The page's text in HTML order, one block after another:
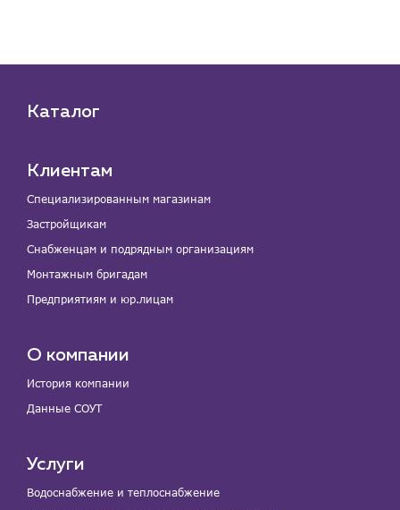
Каталог
Клиентам
Специализированным магазинам
Застройщикам
Снабженцам и подрядным организациям
Монтажным бригадам
Предприятиям и юр.лицам
О компании
История компании
Данные СОУТ
Услуги
Водоснабжение и теплоснабжение